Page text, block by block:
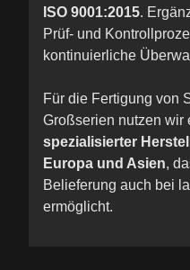
ISO 9001:2015.
Prüf- und
kontinuierliche
Für die Fertigung von
Großserien nutzen wir
spezialisierter
Europa und Asien,
Belieferung auch bei
ermöglicht.